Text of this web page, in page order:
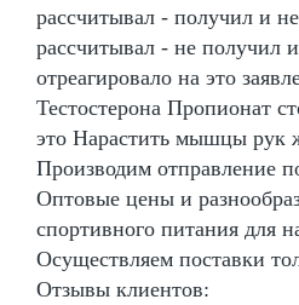
рассчитывал - получил и
рассчитывал - не получил
отреагировало на это
Тестостерона Пропионат
это Нарастить мышцы рук
Производим отправление
Оптовые цены и
спортивного питания для
Осуществляем поставки
Отзывы клиентов: